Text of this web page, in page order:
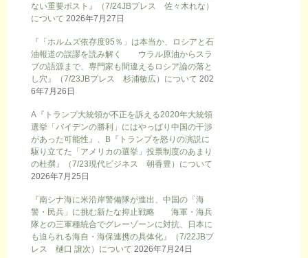
ない重要ポスト』（7/24JBプレス 佐々木れな）
について 2026年7月27日
『「ホルムズ依存度95％」は本当か、ロシアと石
油報道の誤謬を読み解く ウラル原油からスラ
ブの語源まで、専門家も間違えるロシア論の落と
し穴』（7/23JBプレス 杉浦敏広）について 202
6年7月26日
A『トランプ大統領が不正を訴える2020年大統領
選挙「バイデンの勝利」にはやっぱり中国の干渉
があった可能性』、B『トランプを怒りの演説に
駆り立てた「アメリカの選挙」投票制度のあまり
の杜撰』（7/23現代ビジネス 朝香豊）について
2026年7月25日
『南シナ海に米沿岸警備隊が進出、中国の「海
警・民兵」に挑む新たな抑止戦略 海軍・海兵
隊との三軍種統合でグレーゾーンに対抗、日本に
も迫られる海自・海保連携の具体化』（7/22JBプ
レス 樋口 譲次）について 2026年7月24日